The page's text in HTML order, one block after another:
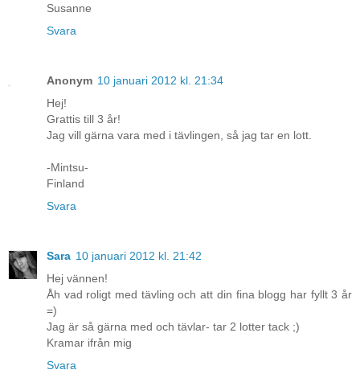
Susanne
Svara
Anonym 10 januari 2012 kl. 21:34
Hej!
Grattis till 3 år!
Jag vill gärna vara med i tävlingen, så jag tar en lott.
-Mintsu-
Finland
Svara
Sara 10 januari 2012 kl. 21:42
Hej vännen!
Åh vad roligt med tävling och att din fina blogg har fyllt 3 år
=)
Jag är så gärna med och tävlar- tar 2 lotter tack ;)
Kramar ifrån mig
Svara